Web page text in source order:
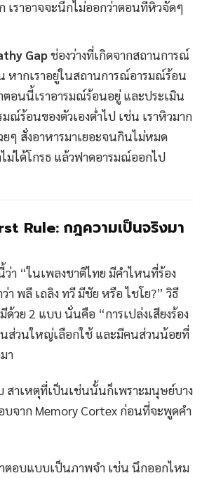
เราอาจจะนึกไม่ออกว่าตอนที่หิวจัดๆ
Gapช่องว่างที่เกิดจากสถานการณ์
หากเราอยู่ในสถานการณ์อารมณ์ร้อน
ตอนนี้เราอารมณ์ร้อนอยู่ และประเมิน
ณ์ร้อนของตัวเองต่ำไป เช่น เราหิวมาก
ๆ สั่งอาหารมาเยอะจนกินไม่หมด
ม่ได้โกรธ แล้วฟาดอารมณ์ออกไป
Rule: กฎความเป็นจริงมา
า “ในเพลงชาติไทย มีคำไหนที่ร้อง
า พลี เถลิง ทวี มีชัย หรือ ไชโย?” วิธี
ด้วย 2 แบบ นั่นคือ “การเปล่งเสียงร้อง
ส่วนใหญ่เลือกใช้ และมีคนส่วนน้อยที่
า
สาเหตุที่เป็นเช่นนั้นก็เพราะมนุษย์บาง
บจาก Memory Cortex ก่อนที่จะพูดคำ
ตอบแบบเป็นภาพจำ เช่น นึกออกไหม